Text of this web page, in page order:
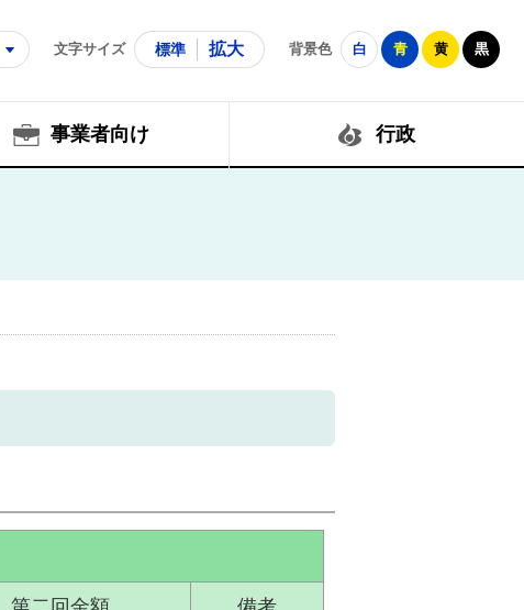
文字サイズ 標準 拡大 背景色 白 青 黄 黒
事業者向け 行政